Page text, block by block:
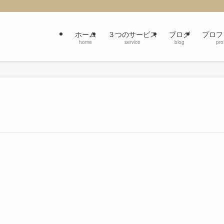
ホーム
home
３つのサービス
service
ブログ
blog
プロ